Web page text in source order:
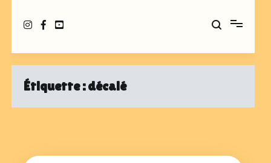
Étiquette :décalé